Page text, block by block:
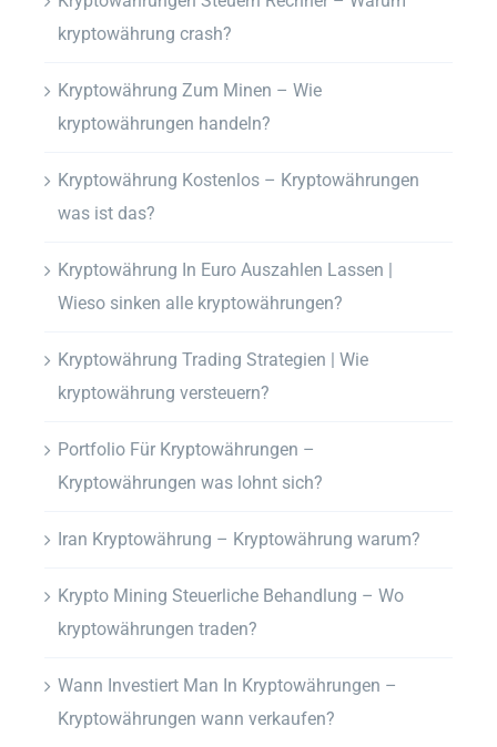
kryptowährung crash?
Kryptowährung Zum Minen – Wie
kryptowährungen handeln?
Kryptowährung Kostenlos – Kryptowährungen
was ist das?
Kryptowährung In Euro Auszahlen Lassen |
Wieso sinken alle kryptowährungen?
Kryptowährung Trading Strategien | Wie
kryptowährung versteuern?
Portfolio Für Kryptowährungen –
Kryptowährungen was lohnt sich?
Iran Kryptowährung – Kryptowährung warum?
Krypto Mining Steuerliche Behandlung – Wo
kryptowährungen traden?
Wann Investiert Man In Kryptowährungen –
Kryptowährungen wann verkaufen?